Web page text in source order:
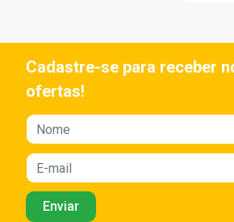
Cadastre-se para receber
ofertas!